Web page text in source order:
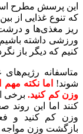
این پرسش مطرح
که تنوع غذایی از
ریز مغذی‌ها و
ورزشی داشته
کنیم که دیگر باز
متاسفانه رژیم‌های
شوند!
اما نکته
وزن کم کنید. برخی
کنند اما این روند
وزن کم کنید و
بازگشت وزن مواجه